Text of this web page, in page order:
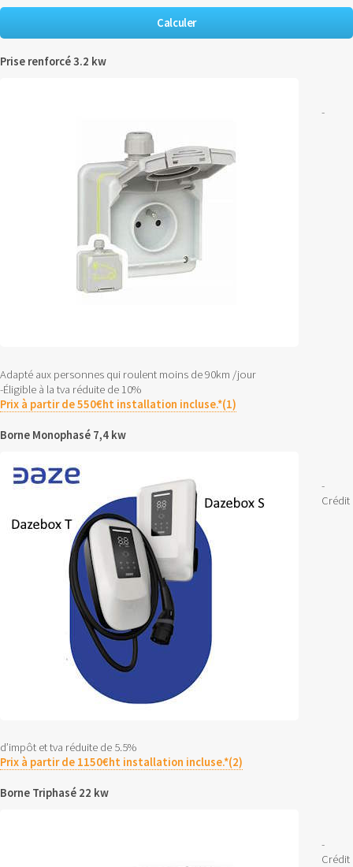
Prise renforcé 3.2 kw
-
Adapté aux personnes qui roulent moins de 90km /jour
-Éligible à la tva réduite de 10%
Prix à partir de 550€ht installation incluse.*(1)
Borne Monophasé 7,4 kw
-
Crédit
d’impôt et tva réduite de 5.5%
Prix à partir de 1150€ht installation incluse.*(2)
Borne Triphasé 22 kw
-
Crédit